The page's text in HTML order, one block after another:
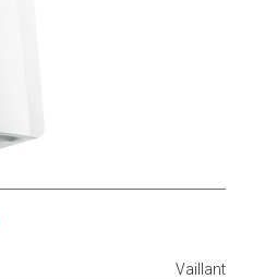
Vaillant